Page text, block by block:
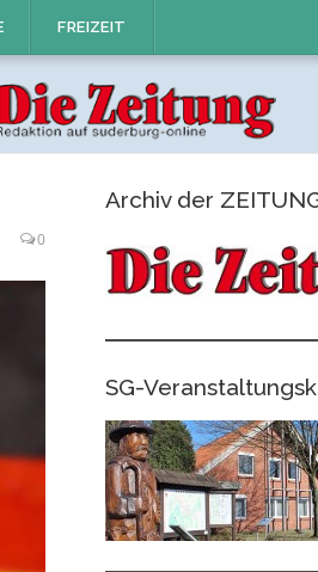
FREIZEIT
0
Archiv der
SG-